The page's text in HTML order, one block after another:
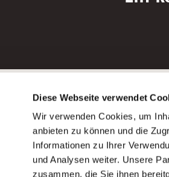
Diese Webseite verwendet
Wir verwenden Cookies, um
anbieten zu können und die
Informationen zu Ihrer
und Analysen weiter. Unsere
zusammen, die Sie ihnen
GmbH
des AWO
e.V.)
Bewerbung als
Bewerbung als
Bewerbung als
Bewerbung als